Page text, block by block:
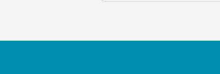
pour un résultat durable.